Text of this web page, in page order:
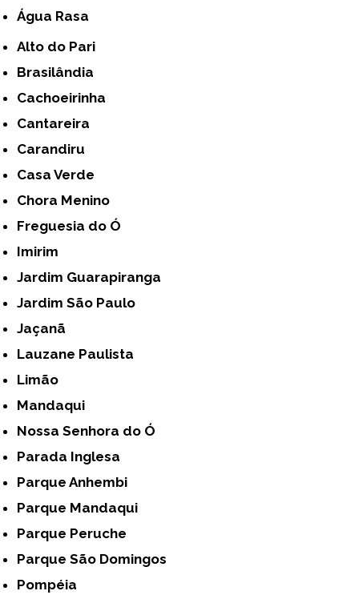
Água Rasa
Alto do Pari
Brasilândia
Cachoeirinha
Cantareira
Carandiru
Casa Verde
Chora Menino
Freguesia do Ó
Imirim
Jardim Guarapiranga
Jardim São Paulo
Jaçanã
Lauzane Paulista
Limão
Mandaqui
Nossa Senhora do Ó
Parada Inglesa
Parque Anhembi
Parque Mandaqui
Parque Peruche
Parque São Domingos
Pompéia